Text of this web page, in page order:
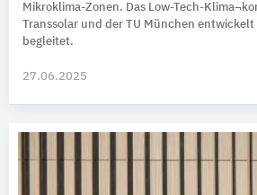
Mikroklima-Zonen. Das Low-Tech-
Transsolar und der TU München
begleitet.
27.06.2025